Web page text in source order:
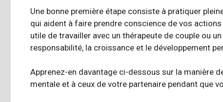
Une bonne première étape consiste à pratiquer
qui aident à faire prendre conscience de vos
utile de travailler avec un thérapeute de couple ou
responsabilité, la croissance et le développement
Apprenez-en davantage ci-dessous sur la manière
mentale et à ceux de votre partenaire pendant que